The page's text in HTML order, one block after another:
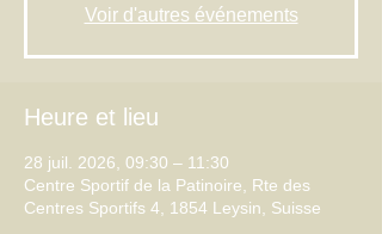
Voir d'autres événements
Heure et lieu
28 juil. 2026, 09:30 – 11:30
Centre Sportif de la Patinoire, Rte des
Centres Sportifs 4, 1854 Leysin, Suisse